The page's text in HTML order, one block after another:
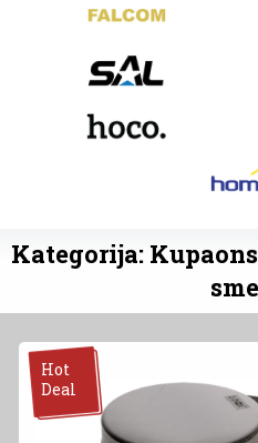
Kategorija:
Hot
Deal